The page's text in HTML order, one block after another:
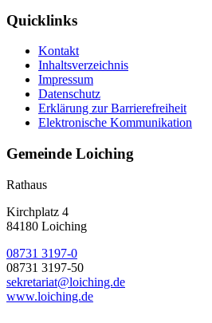
Quicklinks
Kontakt
Inhaltsverzeichnis
Impressum
Datenschutz
Erklärung zur Barrierefreiheit
Elektronische Kommunikation
Gemeinde Loiching
Rathaus
Kirchplatz 4
84180 Loiching
08731 3197-0
08731 3197-50
sekretariat@loiching.de
www.loiching.de